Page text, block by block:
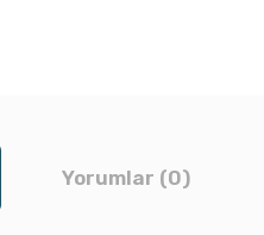
Yorumlar (0)